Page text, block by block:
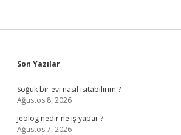
Sidebar
Son Yazılar
Soğuk bir evi nasıl ısıtabilirim ?
Ağustos 8, 2026
Jeolog nedir ne iş yapar ?
Ağustos 7, 2026